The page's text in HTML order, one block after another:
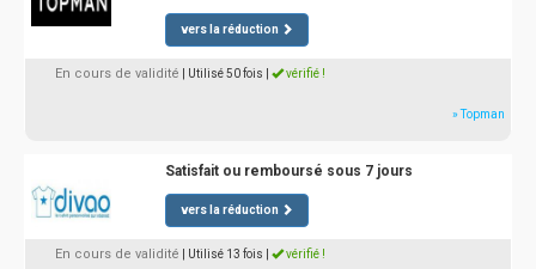
vers la réduction
En cours de validité | Utilisé 50 fois vérifié !
» Topman
Satisfait ou remboursé sous 7 jours
vers la réduction
En cours de validité | Utilisé 13 fois vérifié !